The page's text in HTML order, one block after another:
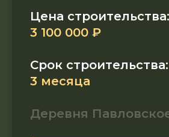
Цена строительства:
3 100 000 ₽
Срок строительства:
3 месяца
Деревня